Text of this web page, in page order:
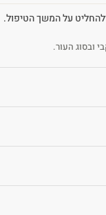
על המשך הטיפול.
ובסוג העור.